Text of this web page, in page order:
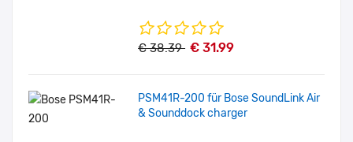
€ 38.39 € 31.99
PSM41R-200 für Bose SoundLink Air
& Sounddock charger